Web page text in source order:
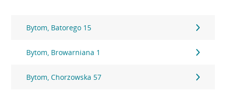
Bytom, Batorego 15
Bytom, Browarniana 1
Bytom, Chorzowska 57